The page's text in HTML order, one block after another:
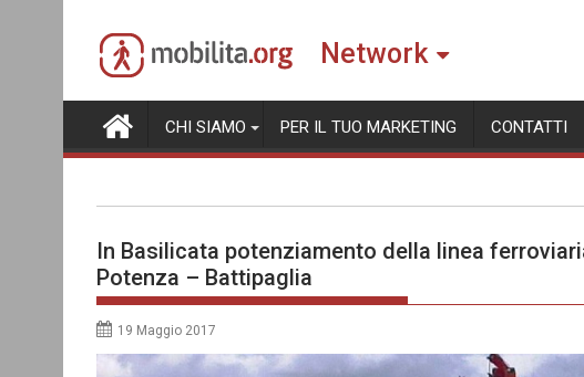
content
Network
CHI SIAMO PER IL TUO MARKETING CONTATTI
In Basilicata potenziamento della linea
Potenza – Battipaglia
19 Maggio 2017